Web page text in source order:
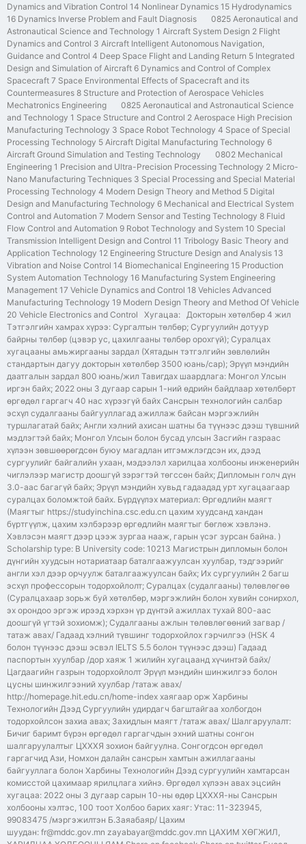
Dynamics and Vibration Control 14 Nonlinear Dynamics 15 Hydrodynamics
16 Dynamics Inverse Problem and Fault Diagnosis 0825 Aeronautical and
Astronautical Science and Technology 1 Aircraft System Design 2 Flight
Dynamics and Control 3 Aircraft Intelligent Autonomous Navigation,
Guidance and Control 4 Deep Space Flight and Landing Return 5 Integrated
Design and Simulation of Aircraft 6 Dynamics and Control of Complex
Spacecraft 7 Space Environmental Effects of Spacecraft and its
Countermeasures 8 Structure and Protection of Aerospace Vehicles
Mechatronics Engineering 0825 Aeronautical and Astronautical Science
and Technology 1 Space Structure and Control 2 Aerospace High Precision
Manufacturing Technology 3 Space Robot Technology 4 Space of Special
Processing Technology 5 Aircraft Digital Manufacturing Technology 6
Aircraft Ground Simulation and Testing Technology 0802 Mechanical
Engineering 1 Precision and Ultra-Precision Processing Technology 2 Micro-
Nano Manufacturing Techniques 3 Special Processing and Special Material
Processing Technology 4 Modern Design Theory and Method 5 Digital
Design and Manufacturing Technology 6 Mechanical and Electrical System
Control and Automation 7 Modern Sensor and Testing Technology 8 Fluid
Flow Control and Automation 9 Robot Technology and System 10 Special
Transmission Intelligent Design and Control 11 Tribology Basic Theory and
Application Technology 12 Engineering Structure Design and Analysis 13
Vibration and Noise Control 14 Biomechanical Engineering 15 Production
System Automation Technology 16 Manufacturing System Engineering
Management 17 Vehicle Dynamics and Control 18 Vehicles Advanced
Manufacturing Technology 19 Modern Design Theory and Method Of Vehicle
20 Vehicle Electronics and Control Хугацаа: Докторын хөтөлбөр 4 жил
Тэтгэлгийн хамрах хүрээ: Сургалтын төлбөр; Сургуулийн дотуур
байрны төлбөр (цэвэр ус, цахилгааны төлбөр орохгүй); Суралцах
хугацааны амьжиргааны зардал (Хятадын тэтгэлгийн зөвлөлийн
стандартын дагуу докторын хөтөлбөр 3500 юань/сар); Эрүүл мэндийн
даатгалын зардал 800 юань/жил Тавигдах шаардлага: Монгол Улсын
иргэн байх; 2022 оны 3 дугаар сарын 1-ний өдрийн байдлаар хөтөлбөрт
өргөдөл гаргагч 40 нас хүрээгүй байх Сансрын технологийн салбар
эсхүл судалгааны байгууллагад ажиллаж байсан мэргэжлийн
туршлагатай байх; Англи хэлний ахисан шатны ба түүнээс дээш түвшний
мэдлэгтэй байх; Монгол Улсын болон бусад улсын Засгийн газраас
хүлээн зөвшөөрөгдсөн буюу магадлан итгэмжлэгдсэн их, дээд
сургуулийг байгалийн ухаан, мэдээлэл харилцаа холбооны инженерийн
чиглэлээр магистр доошгүй зэрэгтэй төгссөн байх; Дипломын голч дүн
3.0-аас багагүй байх; Эрүүл мэндийн хувьд гадаадад урт хугацаагаар
суралцах боломжтой байх. Бүрдүүлэх материал: Өргөдлийн маягт
(Маягтыг https://studyinchina.csc.edu.cn цахим хуудсанд хандан
бүртгүүлж, цахим хэлбэрээр өргөдлийн маягтыг бөглөж хэвлэнэ.
Хэвлэсэн маягт дээр цээж зургаа нааж, гарын үсэг зурсан байна. )
Scholarship type: B University code: 10213 Магистрын дипломын болон
дүнгийн хуудсын нотариатаар баталгаажуулсан хуулбар, тэдгээрийг
англи хэл дээр орчуулж баталгаажуулсан байх; Их сургуулийн 2 багш
эсхүл профессорын тодорхойлолт; Суралцах (судалгааны) төлөвлөгөө
(Суралцахаар зорьж буй хөтөлбөр, мэргэжлийн болон хувийн сонирхол,
эх орондоо эргэж ирээд хэрхэн үр дүнтэй ажиллах тухай 800-аас
доошгүй үгтэй зохиомж); Судалгааны ажлын төлөвлөгөөний загвар /
татаж авах/ Гадаад хэлний түвшинг тодорхойлох гэрчилгээ (HSK 4
болон түүнээс дээш эсвэл IELTS 5.5 болон түүнээс дээш) Гадаад
паспортын хуулбар /дор хаяж 1 жилийн хугацаанд хүчинтэй байх/
Цагдаагийн газрын тодорхойлолт Эрүүл мэндийн шинжилгээ болон
цусны шинжилгээний хуулбар /татаж авах/
http://homepage.hit.edu.cn/home-index хаягаар орж Харбины
Технологийн Дээд Сургуулийн удирдагч багштайгаа холбогдон
тодорхойлсон захиа авах; Захидлын маягт /татаж авах/ Шалгаруулалт:
Бичиг баримт бүрэн өргөдөл гаргагчдын эхний шатны сонгон
шалгаруулалтыг ЦХХХЯ зохион байгуулна. Сонгогдсон өргөдөл
гаргагчид Ази, Номхон далайн сансрын хамтын ажиллагааны
байгууллага болон Харбины Технологийн Дээд сургуулийн хамтарсан
комисстой цахимаар ярилцлага хийнэ. Өргөдөл хүлээн авах эцсийн
хугацаа: 2022 оны 3 дугаар сарын 10-ны өдөр ЦХХХЯ-ны Сансрын
холбооны хэлтэс, 100 тоот Холбоо барих хаяг: Утас: 11-323945,
99083475 /мэргэжилтэн Б.Заяабаяр/ Цахим
шуудан: fr@mddc.gov.mn zayabayar@mddc.gov.mn ЦАХИМ ХӨГЖИЛ,